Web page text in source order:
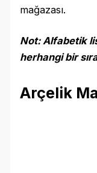
mağazası.
Not: Alfabetik
herhangi bir
Arçelik